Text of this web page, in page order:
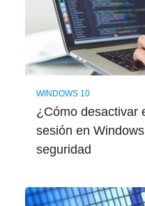
WINDOWS 10
¿Cómo desactivar
sesión en
seguridad